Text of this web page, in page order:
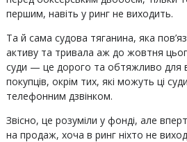
першим, навіть у ринг не виходить.
Та й сама судова тяганина, яка
активу та тривала аж до жовтня
суди — це дорого та обтяжливо для
покупців, окрім тих, які можуть ці
телефонним дзвінком.
Звісно, це розуміли у фонді, але
на продаж, хоча в ринг ніхто не